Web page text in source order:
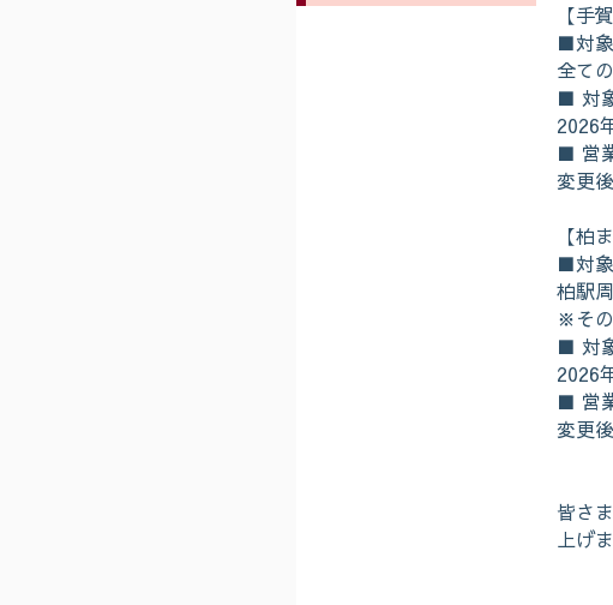
【手
■対
全て
■ 対
2026
■ 営
変更
【柏
■対
柏駅
※そ
■ 対
2026
■ 営
変更
皆さ
上げま